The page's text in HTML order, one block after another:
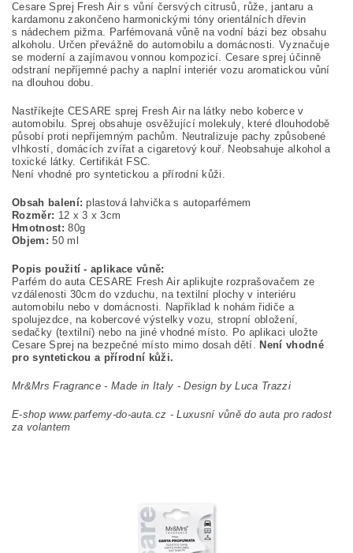
Cesare Sprej Fresh Air s vůní čersvých citrusů, růže, jantaru a
kardamonu zakončeno harmonickými tóny orientálních dřevin
s nádechem pižma. Parfémovaná vůně na vodní bázi bez obsahu
alkoholu. Určen převážně do automobilu a domácnosti. Vyznačuje
se moderní a zajímavou vonnou kompozicí.Cesare sprej účinně
odstraní nepříjemné pachy a naplní interiér vozu aromatickou vůní
na dlouhou dobu.
Nastříkejte CESARE sprej Fresh Air na látky nebo koberce v
automobilu. Sprej obsahuje osvěžující molekuly, které dlouhodobě
působí proti nepříjemným pachům. Neutralizuje pachy způsobené
vlhkostí, domácích zvířat a cigaretový kouř. Neobsahuje alkohol a
toxické látky. Certifikát FSC.
Není vhodné pro syntetickou a přírodní kůži.
Obsah balení:plastová lahvička s autoparfémem
Rozměr: 12 x 3 x 3cm
Hmotnost:80g
Objem: 50 ml
Popis použití - aplikace vůně:
Parfém do auta CESARE Fresh Air aplikujte rozprašovačem ze
vzdálenosti 30cm do vzduchu, na textilní plochy v interiéru
automobilu nebo v domácnosti. Například k nohám řidiče a
spolujezdce, na kobercové výstelky vozu, stropní obložení,
sedačky (textilní) nebo na jiné vhodné místo. Po aplikaci uložte
Cesare Sprej na bezpečné místo mimo dosah dětí. Není vhodné
pro syntetickou a přírodní kůži.
Mr&Mrs Fragrance - Made in Italy - Design by Luca Trazzi
E-shop www.parfemy-do-auta.cz - Luxusní vůně do auta pro radost
za volantem